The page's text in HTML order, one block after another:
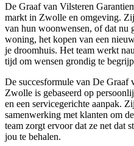
De Graaf van Vilsteren
markt in Zwolle en omgeving.
van hun woonwensen, of dat nu
woning, het kopen van een
je droomhuis. Het team werkt
tijd om wensen grondig te
De succesformule van De Graaf
Zwolle is gebaseerd op
en een servicegerichte aanpak.
samenwerking met klanten om
team zorgt ervoor dat ze net dat
jou te behalen.